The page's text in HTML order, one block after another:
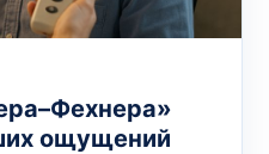
ощущений